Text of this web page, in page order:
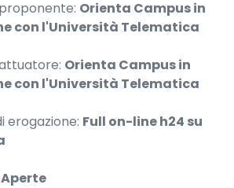
Orienta Campus in
con l'Università Telematica
Orienta Campus in
con l'Università Telematica
erogazione: Full on-line h24 su